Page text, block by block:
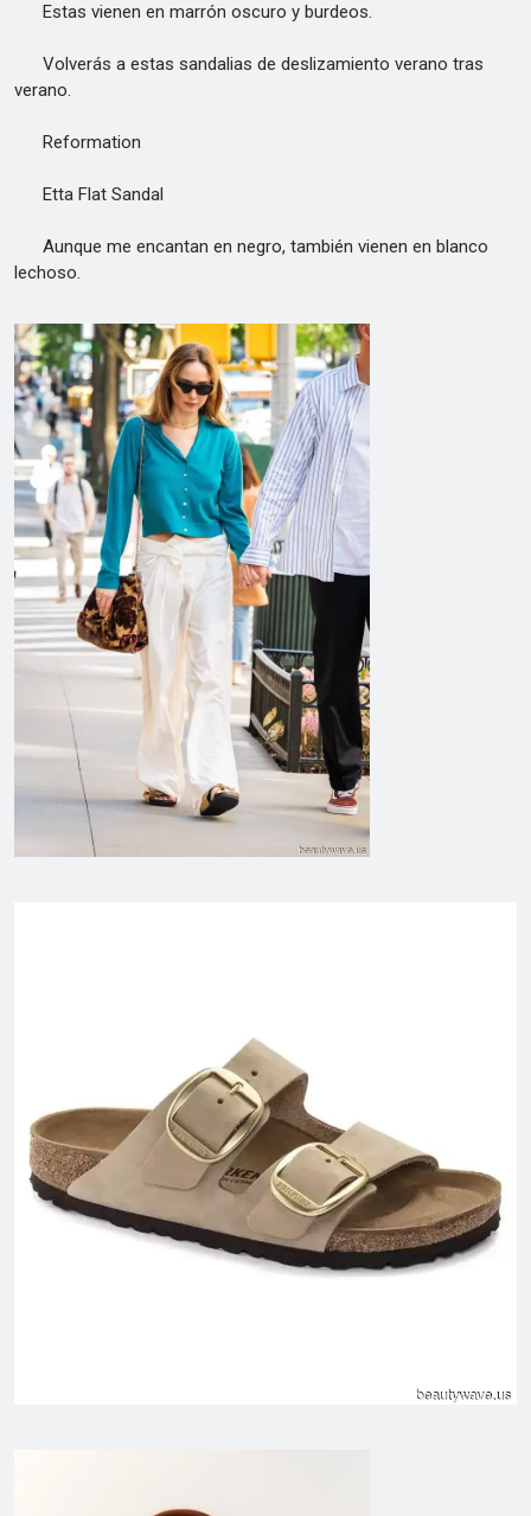
Estas vienen en marrón oscuro y burdeos.
Volverás a estas sandalias de deslizamiento verano tras
verano.
Reformation
Etta Flat Sandal
Aunque me encantan en negro, también vienen en blanco
lechoso.